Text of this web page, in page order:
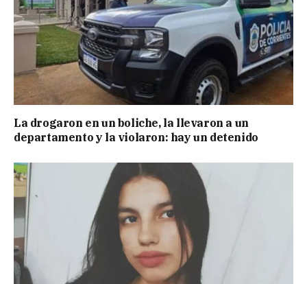
La drogaron en un boliche, la llevaron a un
departamento y la violaron: hay un detenido